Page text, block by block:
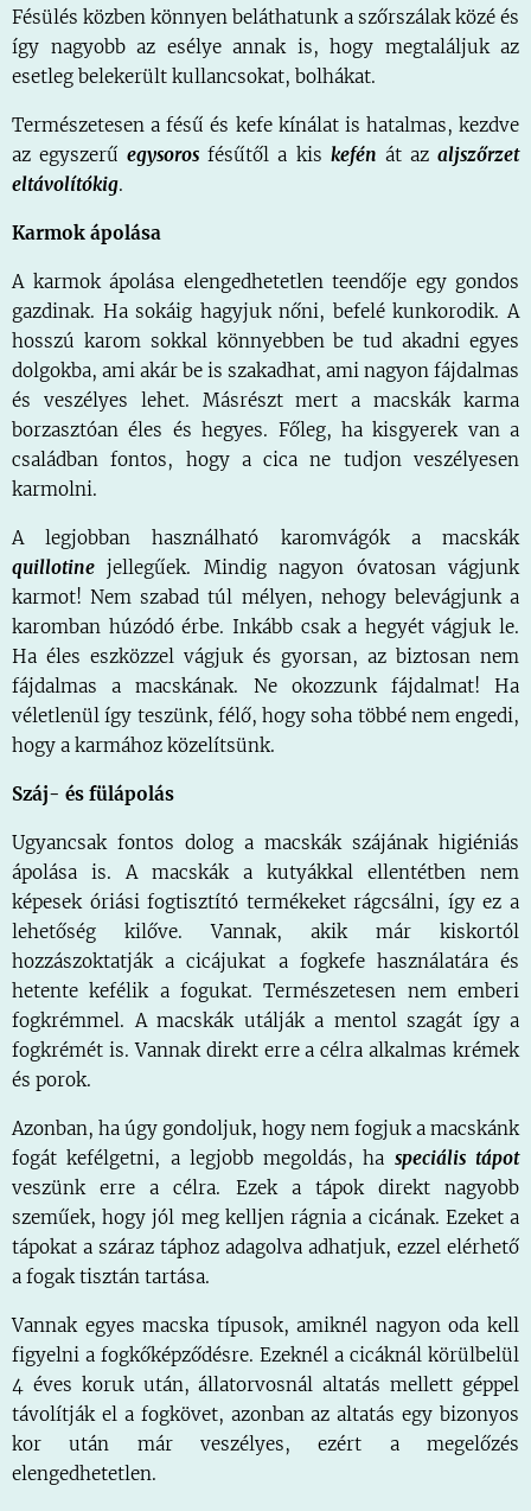
Fésülés közben könnyen beláthatunk a szőrszálak közé és
így nagyobb az esélye annak is, hogy megtaláljuk az
esetleg belekerült kullancsokat, bolhákat.
Természetesen a fésű és kefe kínálat is hatalmas, kezdve
az egyszerűegysoros fésűtől a kis kefén át azaljszőrzet
eltávolítókig.
Karmok ápolása
A karmok ápolása elengedhetetlen teendője egy gondos
gazdinak. Ha sokáig hagyjuk nőni, befelé kunkorodik. A
hosszú karom sokkal könnyebben be tud akadni egyes
dolgokba, ami akár be is szakadhat, ami nagyon fájdalmas
és veszélyes lehet. Másrészt mert a macskák karma
borzasztóan éles és hegyes. Főleg, ha kisgyerek van a
családban fontos, hogy a cica ne tudjon veszélyesen
karmolni.
A legjobban használható karomvágók a macskák
quillotine jellegűek. Mindig nagyon óvatosan vágjunk
karmot! Nem szabad túl mélyen, nehogy belevágjunk a
karomban húzódó érbe. Inkább csak a hegyét vágjuk le.
Ha éles eszközzel vágjuk és gyorsan, az biztosan nem
fájdalmas a macskának. Ne okozzunk fájdalmat! Ha
véletlenül így teszünk, félő, hogy soha többé nem engedi,
hogy a karmához közelítsünk.
Száj- és fülápolás
Ugyancsak fontos dolog a macskák szájának higiéniás
ápolása is. A macskák a kutyákkal ellentétben nem
képesek óriási fogtisztító termékeket rágcsálni, így ez a
lehetőség kilőve. Vannak, akik már kiskortól
hozzászoktatják a cicájukat a fogkefe használatára és
hetente kefélik a fogukat. Természetesen nem emberi
fogkrémmel. A macskák utálják a mentol szagát így a
fogkrémét is. Vannak direkt erre a célra alkalmas krémek
és porok.
Azonban, ha úgy gondoljuk, hogy nem fogjuk a macskánk
fogát kefélgetni, a legjobb megoldás, ha speciális tápot
veszünk erre a célra. Ezek a tápok direkt nagyobb
szeműek, hogy jól meg kelljen rágnia a cicának. Ezeket a
tápokat a száraz táphoz adagolva adhatjuk, ezzel elérhető
a fogak tisztán tartása.
Vannak egyes macska típusok, amiknél nagyon oda kell
figyelni a fogkőképződésre. Ezeknél a cicáknál körülbelül
4 éves koruk után, állatorvosnál altatás mellett géppel
távolítják el a fogkövet, azonban az altatás egy bizonyos
kor után már veszélyes, ezért a megelőzés
elengedhetetlen.